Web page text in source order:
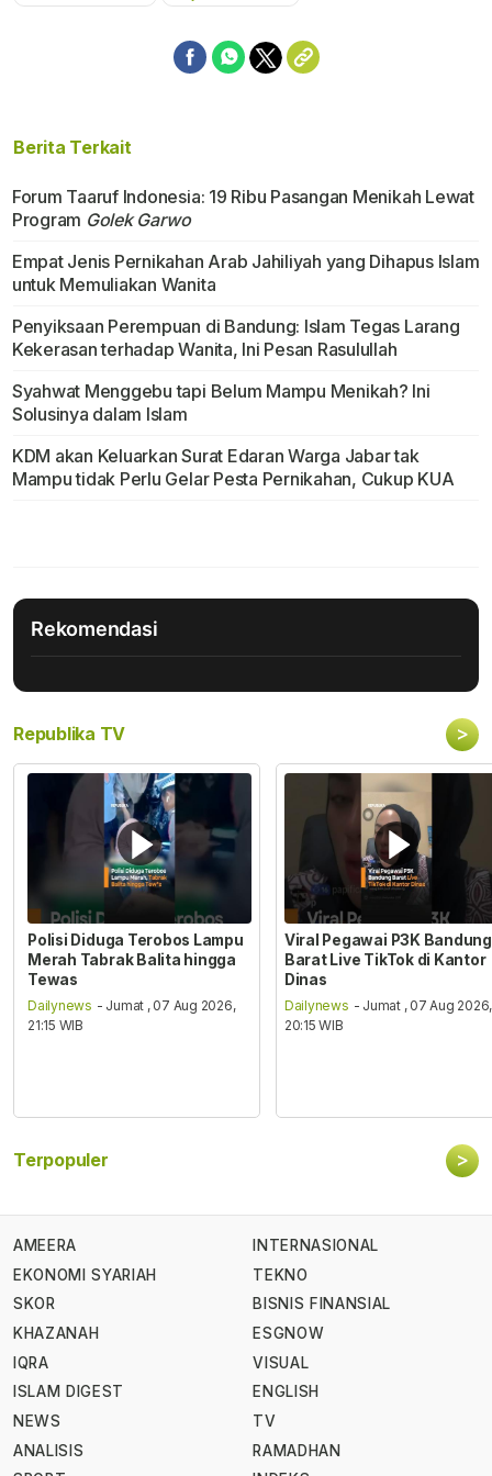
Berita Terkait
Forum Taaruf Indonesia: 19 Ribu Pasangan Menikah Lewat
Program Golek Garwo
Empat Jenis Pernikahan Arab Jahiliyah yang Dihapus Islam
untuk Memuliakan Wanita
Penyiksaan Perempuan di Bandung: Islam Tegas Larang
Kekerasan terhadap Wanita, Ini Pesan Rasulullah
Syahwat Menggebu tapi Belum Mampu Menikah? Ini
Solusinya dalam Islam
KDM akan Keluarkan Surat Edaran Warga Jabar tak
Mampu tidak Perlu Gelar Pesta Pernikahan, Cukup KUA
Rekomendasi
Republika TV >
Polisi Diduga Terobos Lampu
Merah Tabrak Balita hingga
Tewas
Dailynews - Jumat , 07 Aug 2026,
21:15 WIB
Viral Pegawai P3K Bandung
Barat Live TikTok di Kantor
Dinas
Dailynews - Jumat , 07 Aug 2026,
20:15 WIB
Terpopuler >
AMEERA
EKONOMI SYARIAH
SKOR
KHAZANAH
IQRA
ISLAM DIGEST
NEWS
ANALISIS
INTERNASIONAL
TEKNO
BISNIS FINANSIAL
ESGNOW
VISUAL
ENGLISH
TV
RAMADHAN